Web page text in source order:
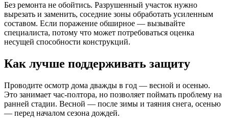
Без ремонта не обойтись. Разрушенный участок нужно
вырезать и заменить, соседние зоны обработать усиленным
составом. Если поражение обширное — вызывайте
специалиста, потому что может потребоваться оценка
несущей способности конструкций.
Как лучше поддерживать защиту
Проводите осмотр дома дважды в год — весной и осенью.
Это занимает час-полтора, но позволяет поймать проблему на
ранней стадии. Весной — после зимы и таяния снега, осенью
— перед началом сезона дождей.